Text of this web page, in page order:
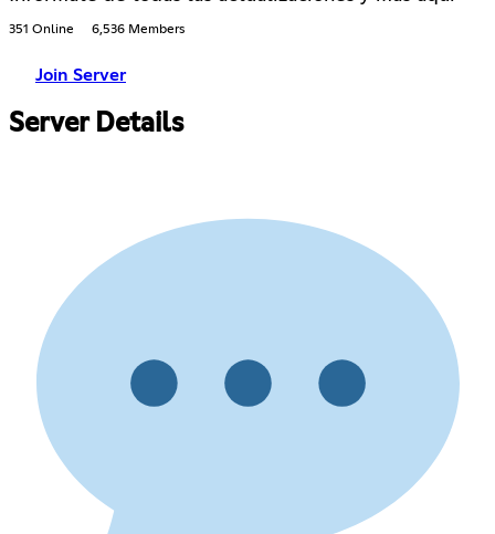
351 Online 6,536 Members
Join Server
Server Details